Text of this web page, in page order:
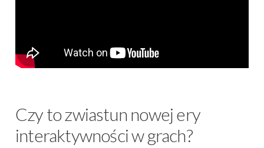
Czy to zwiastun nowej ery
interaktywności w grach?